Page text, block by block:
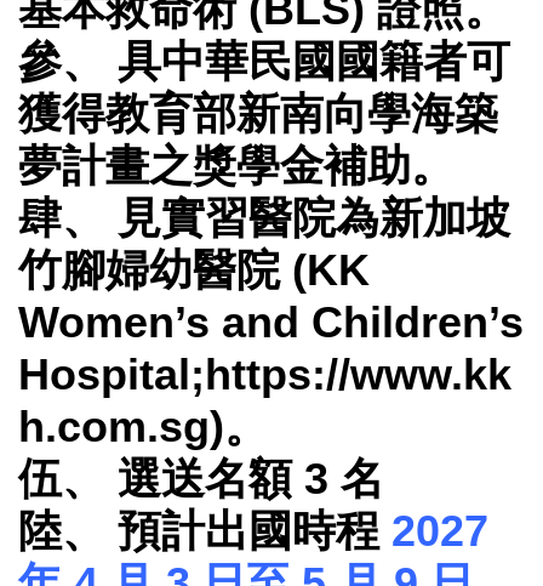
參、 具中華民國國籍者可
獲得教育部新南向學海築
夢計畫之獎學金補助。
肆、 見實習醫院為新加坡
竹腳婦幼醫院 (KK
Women’s and Children’s
Hospital;https://www.kk
h.com.sg)。
伍、 選送名額 3 名
陸、 預計出國時程 2027